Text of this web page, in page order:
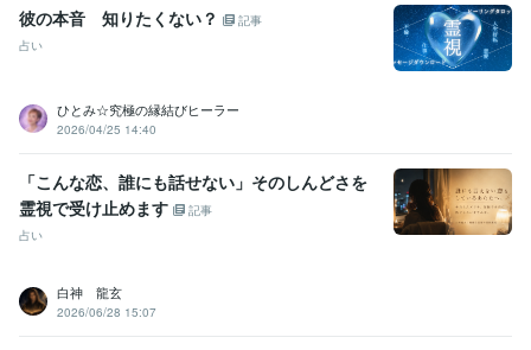
彼の本音 知りたくない？
記事
占い
ひとみ☆究極の縁結びヒーラー
2026/04/25 14:40
「こんな恋、誰にも話せない」そのしんどさを
霊視で受け止めます
記事
占い
白神 龍玄
2026/06/28 15:07